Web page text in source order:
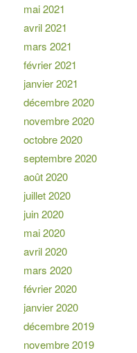
mai 2021
avril 2021
mars 2021
février 2021
janvier 2021
décembre 2020
novembre 2020
octobre 2020
septembre 2020
août 2020
juillet 2020
juin 2020
mai 2020
avril 2020
mars 2020
février 2020
janvier 2020
décembre 2019
novembre 2019